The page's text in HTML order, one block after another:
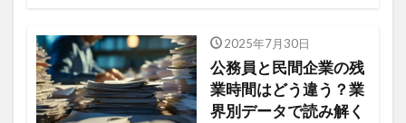
2025年7月30日
公務員と民間企業の残
業時間はどう違う？業
界別データで読み解く